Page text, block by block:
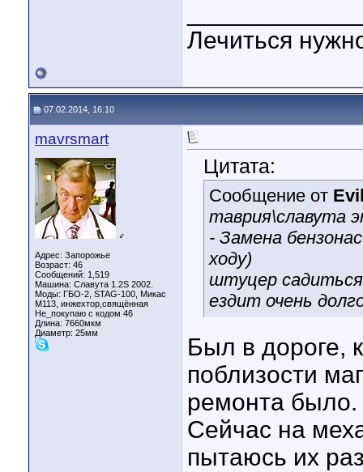
Лечиться
07.02.2014, 16:10
mavrsmart
♂
Адрес: Запорожье
Возраст: 46
Сообщений: 1,519
Машина: Славута 1.2S 2002.
Моды: ГБО-2, STAG-100, Микас
М113, инжехтор,свящённая
Не_покупаю с кодом 46
Длина: 7660мкм
Диаметр: 25мм
Цитата:
Сообщение от
таврия\славута
- Замена
ходу)
штуцер
ездит очень
Был в дороге,
поблизости
ремонта
Сейчас на
пытаюсь их